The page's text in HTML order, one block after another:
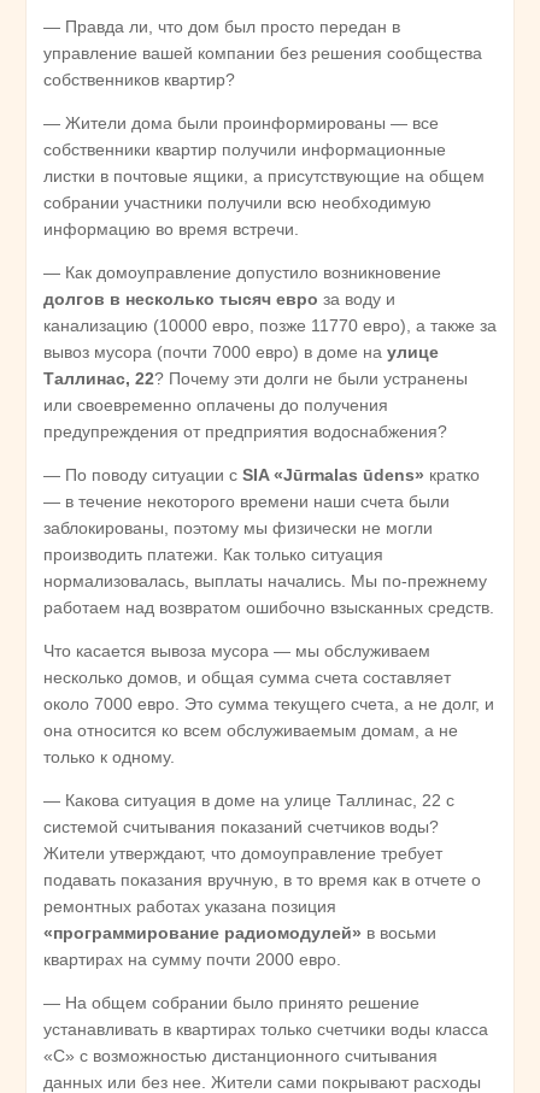
— Правда ли, что дом был просто передан в
управление вашей компании без решения сообщества
собственников квартир?
— Жители дома были проинформированы — все
собственники квартир получили информационные
листки в почтовые ящики, а присутствующие на общем
собрании участники получили всю необходимую
информацию во время встречи.
— Как домоуправление допустило возникновение
долгов в несколько тысяч евро за воду и
канализацию (10000 евро, позже 11770 евро), а также за
вывоз мусора (почти 7000 евро) в доме на улице
Таллинас, 22? Почему эти долги не были устранены
или своевременно оплачены до получения
предупреждения от предприятия водоснабжения?
— По поводу ситуации с SIA«Jūrmalas ūdens» кратко
— в течение некоторого времени наши счета были
заблокированы, поэтому мы физически не могли
производить платежи. Как только ситуация
нормализовалась, выплаты начались. Мы по-прежнему
работаем над возвратом ошибочно взысканных средств.
Что касается вывоза мусора — мы обслуживаем
несколько домов, и общая сумма счета составляет
около 7000 евро. Это сумма текущего счета, а не долг, и
она относится ко всем обслуживаемым домам, а не
только к одному.
— Какова ситуация в доме на улице Таллинас, 22 с
системой считывания показаний счетчиков воды?
Жители утверждают, что домоуправление требует
подавать показания вручную, в то время как в отчете о
ремонтных работах указана позиция
«программирование радиомодулей» в восьми
квартирах на сумму почти 2000 евро.
— На общем собрании было принято решение
устанавливать в квартирах только счетчики воды класса
«C» с возможностью дистанционного считывания
данных или без нее. Жители сами покрывают расходы